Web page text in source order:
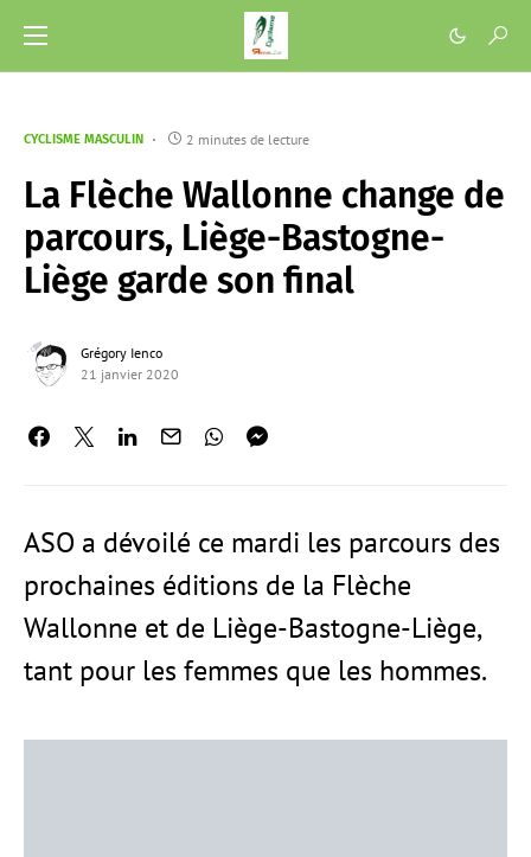
CYCLISME MASCULIN 2 minutes de lecture
La Flèche Wallonne change de
parcours, Liège-Bastogne-
Liège garde son final
Grégory Ienco
21 janvier 2020
ASO a dévoilé ce mardi les parcours des
prochaines éditions de la Flèche
Wallonne et de Liège-Bastogne-Liège,
tant pour les femmes que les hommes.